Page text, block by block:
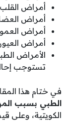
أمراض
أمراض
أمراض
أمراض
الأمراض
تستوجب
في ختام هذا
الطبي بسبب
الكويتية، وعلى